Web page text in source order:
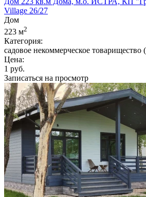
Village 26/27
Дом
223 м2
Категория:
садовое некоммерческое товарищество
Цена:
1 руб.
Записаться на просмотр